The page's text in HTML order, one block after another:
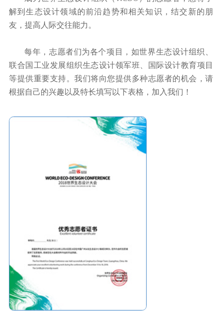
解到生态设计领域的前沿趋势和相关知识，结交新的朋
友，提高人际交往能力。
每年，志愿者们为各个项目，如世界生态设计组织、
联合国工业发展组织生态设计领军班、国际设计教育项目
等提供重要支持。我们将向您提供多种志愿者的机会，请
根据自己的兴趣以及特长填写以下表格，加入我们！